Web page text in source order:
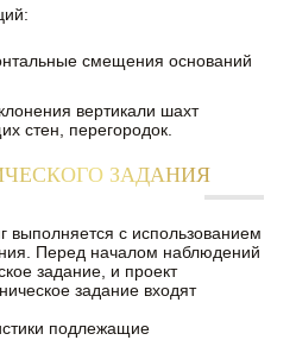
смещения оснований
вертикали шахт
стен, перегородок.
ЗАДАНИЯ
выполняется с использованием
Перед началом наблюдений
задание, и проект
задание входят
подлежащие